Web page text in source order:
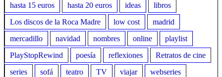
hasta 15 euros
hasta 20 euros ideas
libros
Los discos de la Roca Madre
low cost
madrid
mercadillo
navidad nombres online
playlist
PlayStopRewind
poesía reflexiones
Retratos de cine
series
sofá teatro TV viajar webseries